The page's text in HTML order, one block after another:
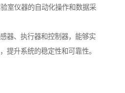
室仪器的自动化操作和数据采
器、执行器和控制器，能够实
提升系统的稳定性和可靠性。